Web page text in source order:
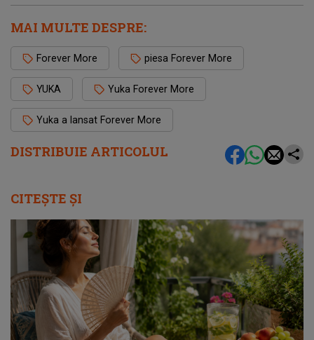
DISTRIBUIE ARTICOLUL
MAI MULTE DESPRE:
Forever More piesa Forever More
YUKA Yuka Forever More
Yuka a lansat Forever More
CITEȘTE ȘI